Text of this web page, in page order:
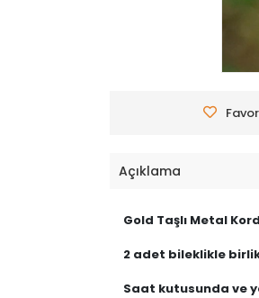
Açıklama
Gold Taşlı Metal
2 adet bileklikle
Saat kutusunda ve